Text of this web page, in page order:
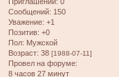
Сообщений: 150
Уважение: +1
Позитив: +0
Пол: Мужской
Возраст: 38 [1988-07-11]
Провел на форуме:
8 часов 27 минут